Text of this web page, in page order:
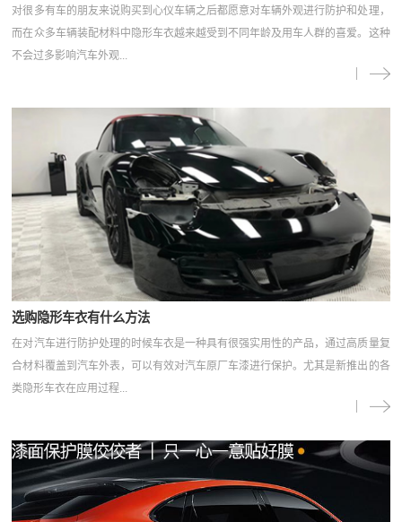
对很多有车的朋友来说购买到心仪车辆之后都愿意对车辆外观进行防护和处理，
而在众多车辆装配材料中隐形车衣越来越受到不同年龄及用车人群的喜爱。这种
不会过多影响汽车外观...
选购隐形车衣有什么方法
在对汽车进行防护处理的时候车衣是一种具有很强实用性的产品，通过高质量复
合材料覆盖到汽车外表，可以有效对汽车原厂车漆进行保护。尤其是新推出的各
类隐形车衣在应用过程...